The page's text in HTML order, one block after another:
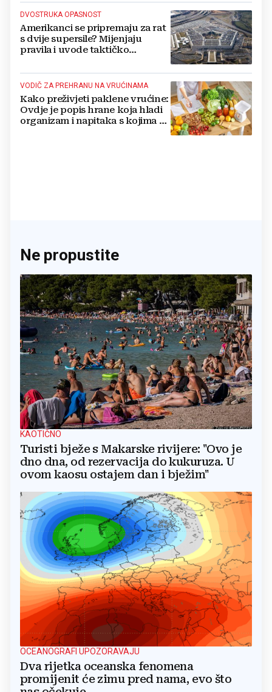
DVOSTRUKA OPASNOST
Amerikanci se pripremaju za rat
s dvije supersile? Mijenjaju
pravila i uvode taktičko
VODIČ ZA PREHRANU NA VRUĆINAMA
Kako preživjeti paklene vrućine:
Ovdje je popis hrane koja hladi
organizam i napitaka s kojima si
Ne propustite
KAOTIČNO
Turisti bježe s Makarske rivijere: "Ovo je
dno dna, od rezervacija do kukuruza. U
ovom kaosu ostajem dan i bježim"
OCEANOGRAFI UPOZORAVAJU
Dva rijetka oceanska fenomena
promijenit će zimu pred nama, evo što